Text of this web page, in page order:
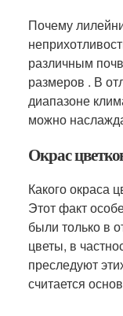
Почему
различным
размеров . В
диапазоне
можно
Окрас
Какого окраса
Этот факт
были только в
цветы, в
преследуют
считается